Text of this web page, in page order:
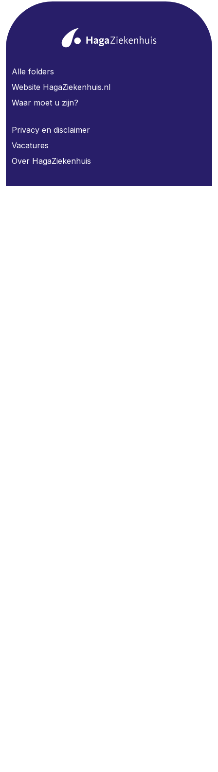
Alle folders
Website HagaZiekenhuis.nl
Waar moet u zijn?
Privacy en disclaimer
Vacatures
Over HagaZiekenhuis